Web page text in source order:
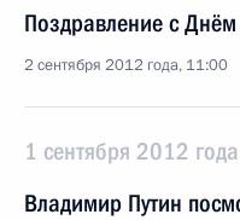
Поздравление с
2 сентября 2012 года, 11:00
1 сентября 2012
Владимир Путин